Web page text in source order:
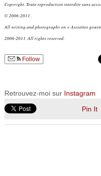
Copyright. Toute reproduction interdite sans
© 2006-2011 .
All writing and photography on « Assiettes
2006-2011. All rights reserved.
Follow
Retrouvez-moi sur Instagram
Pin It